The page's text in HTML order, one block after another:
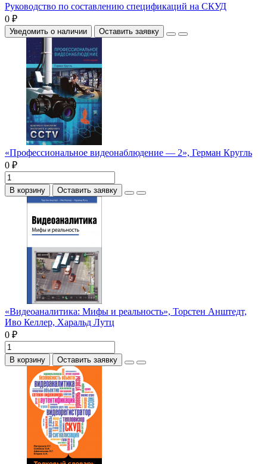
Руководство по составлению спецификаций на СКУД
0 ₽
Уведомить о наличии Оставить заявку
«Профессиональное видеонаблюдение — 2», Герман Кругль
0 ₽
В корзину Оставить заявку
«Видеоаналитика: Мифы и реальность», Торстен Анштедт,
Иво Келлер, Харальд Лутц
0 ₽
В корзину Оставить заявку